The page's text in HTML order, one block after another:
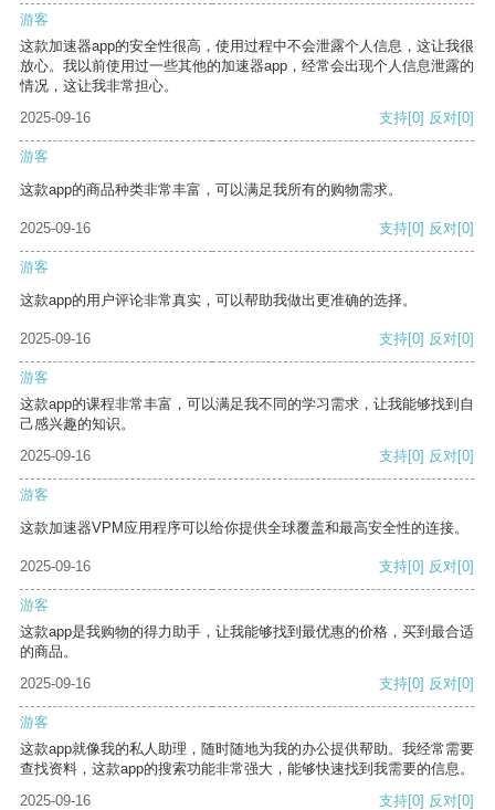
游客
这款加速器app的安全性很高，使用过程中不会泄露个人信息，这让我很
放心。我以前使用过一些其他的加速器app，经常会出现个人信息泄露的
情况，这让我非常担心。
2025-09-16
支持[0] 反对[0]
游客
这款app的商品种类非常丰富，可以满足我所有的购物需求。
2025-09-16 支持[0] 反对[0]
游客
这款app的用户评论非常真实，可以帮助我做出更准确的选择。
2025-09-16 支持[0] 反对[0]
游客
这款app的课程非常丰富，可以满足我不同的学习需求，让我能够找到自
己感兴趣的知识。
2025-09-16
支持[0] 反对[0]
游客
这款加速器VPM应用程序可以给你提供全球覆盖和最高安全性的连接。
2025-09-16 支持[0] 反对[0]
游客
这款app是我购物的得力助手，让我能够找到最优惠的价格，买到最合适
的商品。
2025-09-16
支持[0] 反对[0]
游客
这款app就像我的私人助理，随时随地为我的办公提供帮助。我经常需要
查找资料，这款app的搜索功能非常强大，能够快速找到我需要的信息。
2025-09-16
支持[0] 反对[0]